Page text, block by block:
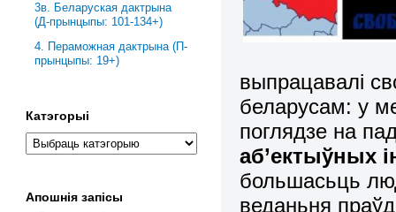
выпрацавалі
беларусам: у
поглядзе на
аб’ектыўных
большасьць
веданьня праўд
3в. Беларуская дактрына
(Д-прынцыпы: 101-134+)
4. Пераможная дактрына (П-
прынцыпы: 19+)
Катэгорыі
Апошнія запісы